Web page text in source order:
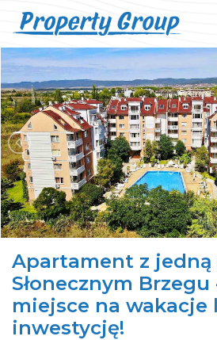
Apartament z
Słonecznym
miejsce na wakacje
inwestycję!